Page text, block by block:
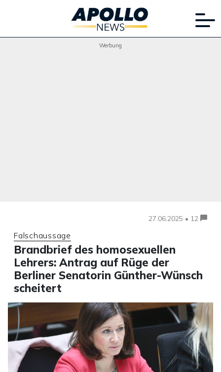
Werbung
27.06.2025 • 12
Falschaussage
Brandbrief des homosexuellen
Lehrers: Antrag auf Rüge der
Berliner Senatorin Günther-Wünsch
scheitert